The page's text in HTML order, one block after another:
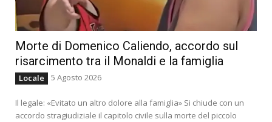
Morte di Domenico Caliendo, accordo sul
risarcimento tra il Monaldi e la famiglia
Locale 5 Agosto 2026
Il legale: «Evitato un altro dolore alla famiglia» Si chiude con un
accordo stragiudiziale il capitolo civile sulla morte del piccolo